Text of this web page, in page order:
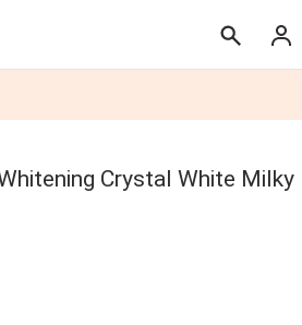
Crystal White Milky